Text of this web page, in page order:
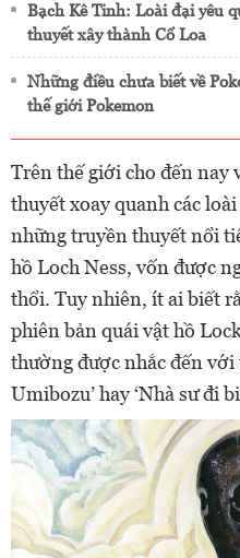
Bạch Kê Tinh: Loài đại yêu
thuyết xây thành Cổ Loa
Những điều chưa biết về
thế giới Pokemon
Trên thế giới cho đến nay
thuyết xoay quanh các
những truyền thuyết nổi
hồ Loch Ness, vốn được
thổi. Tuy nhiên, ít ai biết
phiên bản quái vật hồ
thường được nhắc đến với
Umibozu’ hay ‘Nhà sư đi